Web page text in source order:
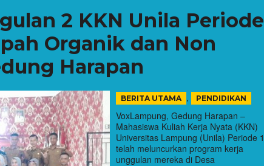
2 KKN Unila Periode
Organik dan Non
Harapan
BERITA UTAMA , PENDIDIKAN
VoxLampung, Gedung Harapan –
Mahasiswa Kuliah Kerja Nyata (KKN)
Universitas Lampung (Unila) Periode 1
telah meluncurkan program kerja
unggulan mereka di Desa